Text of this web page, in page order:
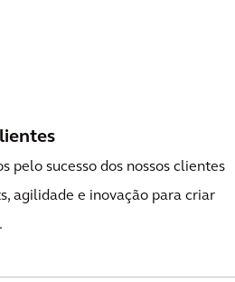
pelo sucesso dos nossos clientes
agilidade e inovação para criar